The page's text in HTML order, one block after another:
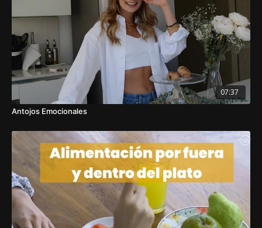
07:37
Antojos Emocionales